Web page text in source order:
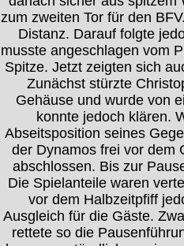
zum zweiten Tor für den
Distanz. Darauf folgte
musste angeschlagen vom
Spitze. Jetzt zeigten sich
Zunächst stürzte
Gehäuse und wurde von
konnte jedoch klären.
Abseitsposition seines
der Dynamos frei vor dem
abschlossen. Bis zur
Die Spielanteile waren
vor dem Halbzeitpfiff
Ausgleich für die Gäste.
rettete so die